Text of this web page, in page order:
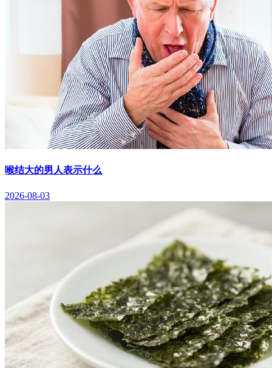
喉结大的男人表示什么
2026-08-03